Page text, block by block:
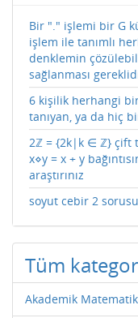
Bir "." işlemi bir G
işlem ile tanımlı
denklemin
sağlanması
6 kişilik herhangi
tanıyan, ya da hiç
2ℤ = {2k|k ∈ ℤ} çift
x⋄y = x + y
araştırınız
soyut cebir 2
Tüm
Akademik Matematik